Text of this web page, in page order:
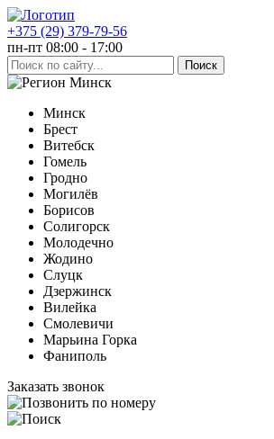
+375 (29) 379-79-56
пн-пт 08:00 - 17:00
Минск
Минск
Брест
Витебск
Гомель
Гродно
Могилёв
Борисов
Солигорск
Молодечно
Жодино
Слуцк
Дзержинск
Вилейка
Смолевичи
Марьина Горка
Фаниполь
Заказать звонок